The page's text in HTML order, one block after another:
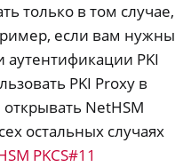
только в том случае,
если вам нужны
PKI
PKI Proxy в
NetHSM
остальных случаях
PKCS#11